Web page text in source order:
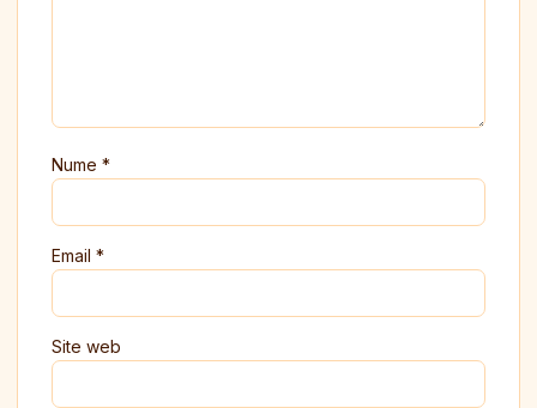
Nume *
Email *
Site web